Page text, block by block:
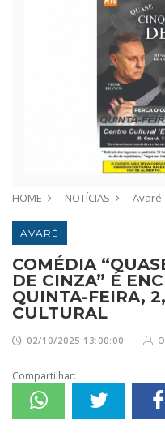
HOME NOTÍCIAS Avaré
AVARÉ
COMÉDIA
DE CINZA” É
QUINTA-FEIRA,
CULTURAL
02/10/2025 13:00:00
Compartilhar: